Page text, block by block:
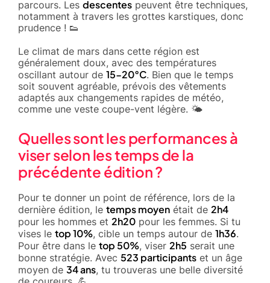
parcours. Les descentes peuvent être techniques,
notamment à travers les grottes karstiques, donc
prudence ! 👟
Le climat de mars dans cette région est
généralement doux, avec des températures
oscillant autour de 15-20°C. Bien que le temps
soit souvent agréable, prévois des vêtements
adaptés aux changements rapides de météo,
comme une veste coupe-vent légère. 🌤️
Quelles sont les performances à
viser selon les temps de la
précédente édition ?
Pour te donner un point de référence, lors de la
dernière édition, le temps moyen était de 2h4
pour les hommes et 2h20 pour les femmes. Si tu
vises le top 10%, cible un temps autour de 1h36.
Pour être dans le top 50%, viser 2h5 serait une
bonne stratégie. Avec 523 participants et un âge
moyen de 34 ans, tu trouveras une belle diversité